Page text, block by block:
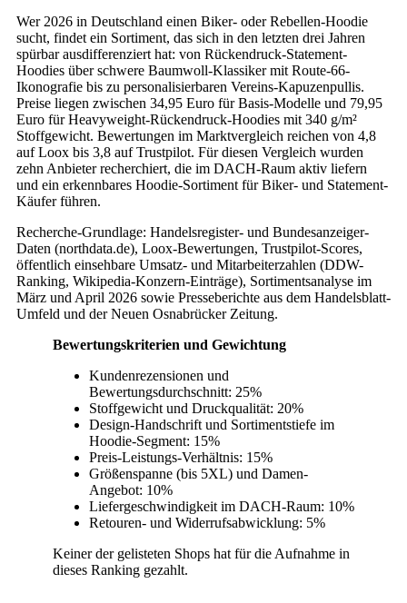
Wer 2026 in Deutschland einen Biker- oder Rebellen-Hoodie
sucht, findet ein Sortiment, das sich in den letzten drei Jahren
spürbar ausdifferenziert hat: von Rückendruck-Statement-
Hoodies über schwere Baumwoll-Klassiker mit Route-66-
Ikonografie bis zu personalisierbaren Vereins-Kapuzenpullis.
Preise liegen zwischen 34,95 Euro für Basis-Modelle und 79,95
Euro für Heavyweight-Rückendruck-Hoodies mit 340 g/m²
Stoffgewicht. Bewertungen im Marktvergleich reichen von 4,8
auf Loox bis 3,8 auf Trustpilot. Für diesen Vergleich wurden
zehn Anbieter recherchiert, die im DACH-Raum aktiv liefern
und ein erkennbares Hoodie-Sortiment für Biker- und Statement-
Käufer führen.
Recherche-Grundlage: Handelsregister- und Bundesanzeiger-
Daten (northdata.de), Loox-Bewertungen, Trustpilot-Scores,
öffentlich einsehbare Umsatz- und Mitarbeiterzahlen (DDW-
Ranking, Wikipedia-Konzern-Einträge), Sortimentsanalyse im
März und April 2026 sowie Presseberichte aus dem Handelsblatt-
Umfeld und der Neuen Osnabrücker Zeitung.
Bewertungskriterien und Gewichtung
Kundenrezensionen und
Bewertungsdurchschnitt: 25%
Stoffgewicht und Druckqualität: 20%
Design-Handschrift und Sortimentstiefe im
Hoodie-Segment: 15%
Preis-Leistungs-Verhältnis: 15%
Größenspanne (bis 5XL) und Damen-
Angebot: 10%
Liefergeschwindigkeit im DACH-Raum: 10%
Retouren- und Widerrufsabwicklung: 5%
Keiner der gelisteten Shops hat für die Aufnahme in
dieses Ranking gezahlt.